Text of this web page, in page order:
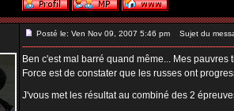
Posté le: Ven Nov 09, 2007 5:46 pm Sujet du
Ben c'est mal barré quand même... Mes pauvres
Force est de constater que les russes ont
J'vous met les résultat au combiné des 2